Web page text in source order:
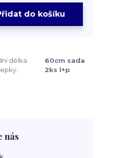
do košíku
délka
60cm sada
2ks l+p
nás